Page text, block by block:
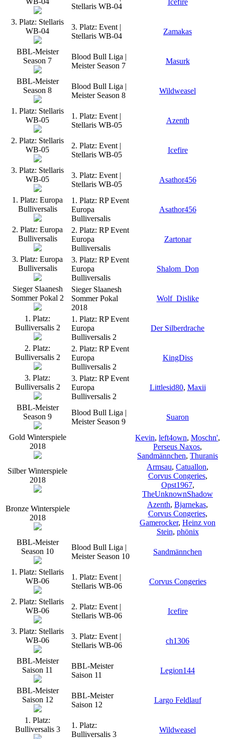
Stellaris WB-04
3. Platz: Stellaris
WB-04
3. Platz: Event |
Stellaris WB-04
Zamakas
BBL-Meister
Season 7
Blood Bull Liga |
Meister Season 7
Masurk
BBL-Meister
Season 8
Blood Bull Liga |
Meister Season 8
Wildweasel
1. Platz: Stellaris
WB-05
1. Platz: Event |
Stellaris WB-05
Azenth
2. Platz: Stellaris
WB-05
2. Platz: Event |
Stellaris WB-05
Icefire
3. Platz: Stellaris
WB-05
3. Platz: Event |
Stellaris WB-05
Asathor456
1. Platz: Europa
Bulliversalis
1. Platz: RP Event
Europa
Bulliversalis
Asathor456
2. Platz: Europa
Bulliversalis
2. Platz: RP Event
Europa
Bulliversalis
Zartonar
3. Platz: Europa
Bulliversalis
3. Platz: RP Event
Europa
Bulliversalis
Shalom_Don
Sieger Slaanesh
Sommer Pokal 2
Sieger Slaanesh
Sommer Pokal
2018
Wolf_Dislike
1. Platz:
Bulliversalis 2
1. Platz: RP Event
Europa
Bulliversalis 2
Der Silberdrache
2. Platz:
Bulliversalis 2
2. Platz: RP Event
Europa
Bulliversalis 2
KingDiss
3. Platz:
Bulliversalis 2
3. Platz: RP Event
Europa
Bulliversalis 2
Littlesid80, Maxii
BBL-Meister
Season 9
Blood Bull Liga |
Meister Season 9
Suaron
Gold Winterspiele
2018
Kevin, left4own, Moschn',
Perseus Naxos,
Sandmännchen, Thuranis
Silber Winterspiele
2018
Armsau, Catuallon,
Corvus Congeries,
Opst1967,
TheUnknownShadow
Bronze Winterspiele
2018
Azenth, Bjarnekas,
Corvus Congeries,
Gamerocker, Heinz von
Stein, phönix
BBL-Meister
Season 10
Blood Bull Liga |
Meister Season 10
Sandmännchen
1. Platz: Stellaris
WB-06
1. Platz: Event |
Stellaris WB-06
Corvus Congeries
2. Platz: Stellaris
WB-06
2. Platz: Event |
Stellaris WB-06
Icefire
3. Platz: Stellaris
WB-06
3. Platz: Event |
Stellaris WB-06
ch1306
BBL-Meister
Saison 11
BBL-Meister
Saison 11
Legion144
BBL-Meister
Saison 12
BBL-Meister
Saison 12
Largo Feldlauf
1. Platz:
Bulliversalis 3
1. Platz:
Bulliversalis 3
Wildweasel